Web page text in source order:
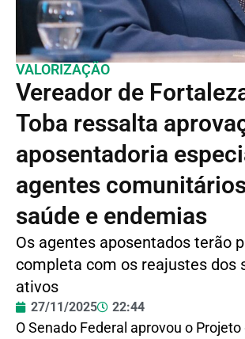
VALORIZAÇÃO
Vereador de
Toba ressalta
aposentadoria
agentes
saúde e endemias
Os agentes aposentados terão
completa com os reajustes dos
ativos
27/11/2025 22:44
O Senado Federal aprovou o Projeto